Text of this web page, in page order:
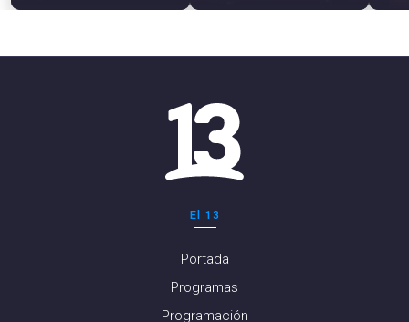
El 13
Portada
Programas
Programación